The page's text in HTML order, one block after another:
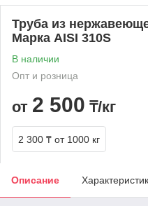
Труба из
Марка AISI 310S
В наличии
Опт и розница
от 2 500 ₸/кг
2 300 ₸ от 1000 кг
Описание